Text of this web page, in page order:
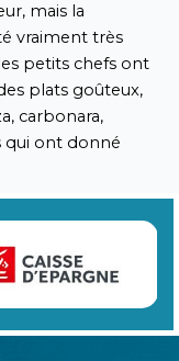
mais la
vraiment très
petits chefs ont
plats goûteux,
carbonara,
qui ont donné